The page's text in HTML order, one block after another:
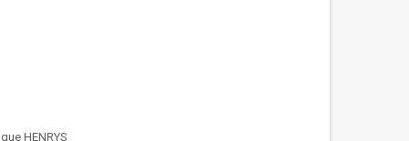
HENRYS